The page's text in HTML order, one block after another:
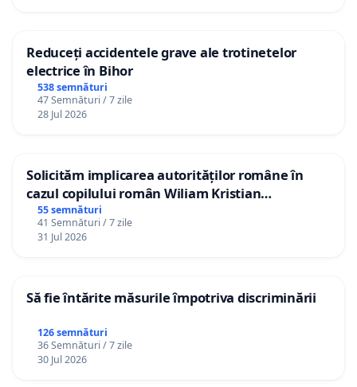
Reduceți accidentele grave ale trotinetelor
electrice în Bihor
538 semnături
47 Semnături / 7 zile
28 Jul 2026
Solicităm implicarea autorităților române în
cazul copilului român Wiliam Kristian
Gheorghe, aflat în plasament în Danemarca de
12 ani
55 semnături
41 Semnături / 7 zile
31 Jul 2026
Să fie întărite măsurile împotriva discriminării
126 semnături
36 Semnături / 7 zile
30 Jul 2026